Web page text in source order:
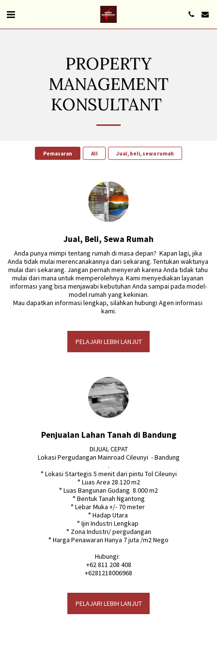
PROPERTY
MANAGEMENT
KONSULTANT
Pemasaran All Jual, beli, sewa rumah
Jual, Beli, Sewa Rumah
Anda punya mimpi tentang rumah di masa depan?  Kapan lagi, jika
Anda tidak mulai merencanakannya dari sekarang. Tentukan waktunya
mulai dari sekarang. Jangan pernah menyerah karena Anda tidak tahu
mulai dari mana untuk memperolehnya. Kami menyediakan layanan
informasi yang bisa menjawabi kebutuhan Anda sampai pada model-
model rumah yang kekinian.
Mau dapatkan informasi lengkap, silahkan hubungi Agen informasi
kami.
PELAJARI LEBIH LANJUT
Penjualan Lahan Tanah di Bandung
DIJUAL CEPAT
Lokasi Pergudangan Mainroad Cileunyi  - Bandung
.
° Lokasi Startegis 5 menit dari pintu Tol Cileunyi
° Luas Area 28.120 m2
° Luas Bangunan Gudang  8.000 m2
° Bentuk Tanah Ngantong
° Lebar Muka +/- 70 meter
° Hadap Utara
° Ijin Industri Lengkap
° Zona Industri/ pergudangan
° Harga Penawaran Hanya 7 juta /m2 Nego
Hubungi:
+62 811 208 408
+6281218006968
PELAJARI LEBIH LANJUT